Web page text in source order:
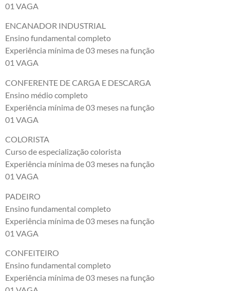
01 VAGA
ENCANADOR INDUSTRIAL
Ensino fundamental completo
Experiência mínima de 03 meses na função
01 VAGA
CONFERENTE DE CARGA E DESCARGA
Ensino médio completo
Experiência mínima de 03 meses na função
01 VAGA
COLORISTA
Curso de especialização colorista
Experiência mínima de 03 meses na função
01 VAGA
PADEIRO
Ensino fundamental completo
Experiência mínima de 03 meses na função
01 VAGA
CONFEITEIRO
Ensino fundamental completo
Experiência mínima de 03 meses na função